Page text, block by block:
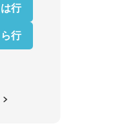
は行
ら行